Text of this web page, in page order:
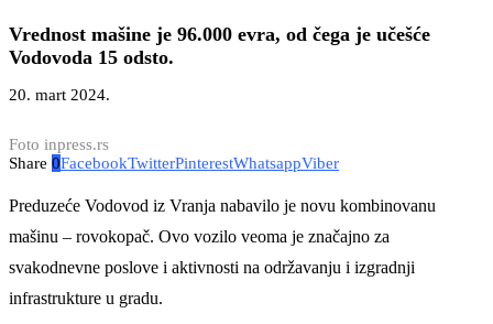
Vrednost mašine je 96.000 evra, od čega je učešće
Vodovoda 15 odsto.
20. mart 2024.
Foto inpress.rs
Share 0FacebookTwitterPinterestWhatsappViber
Preduzeće Vodovod iz Vranja nabavilo je novu kombinovanu
mašinu – rovokopač. Ovo vozilo veoma je značajno za
svakodnevne poslove i aktivnosti na održavanju i izgradnji
infrastrukture u gradu.